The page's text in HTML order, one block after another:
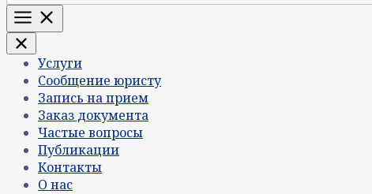
Меню
Услуги
Сообщение юристу
Запись на прием
Заказ документа
Частые вопросы
Публикации
Контакты
О нас